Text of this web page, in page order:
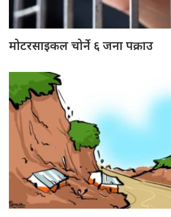
मोटरसाइकल चोर्ने ६ जना पक्राउ